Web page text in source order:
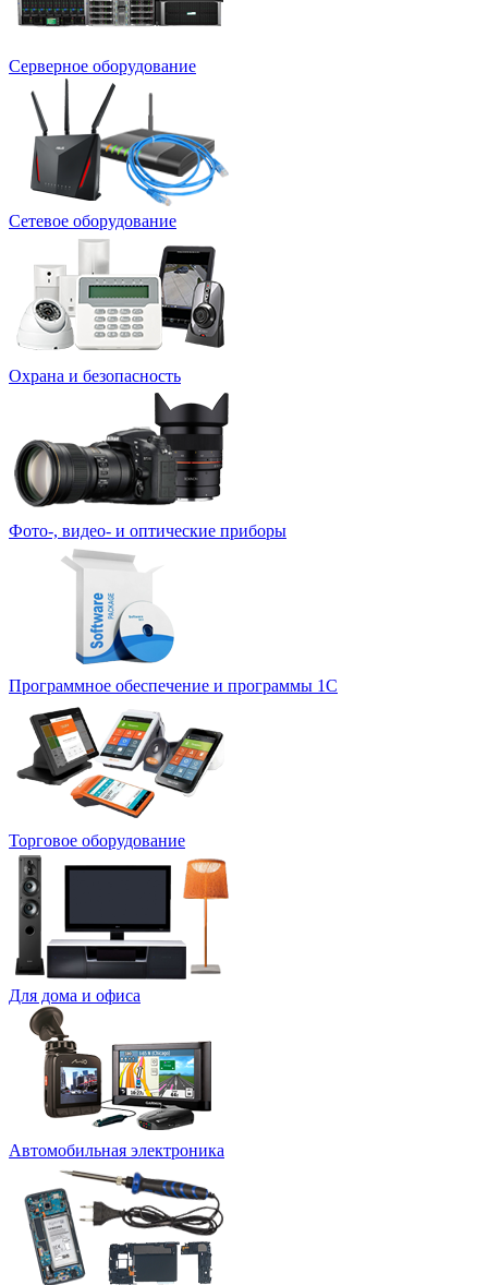
Серверное оборудование
Сетевое оборудование
Охрана и безопасность
Фото-, видео- и оптические приборы
Программное обеспечение и программы 1С
Торговое оборудование
Для дома и офиса
Автомобильная электроника